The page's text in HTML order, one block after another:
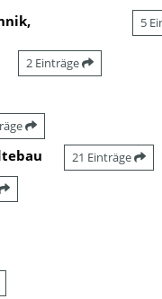
5
2 Einträge
21 Einträge